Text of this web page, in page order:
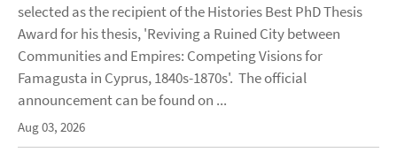
selected as the recipient of the Histories Best PhD Thesis
Award for his thesis, 'Reviving a Ruined City between
Communities and Empires: Competing Visions for
Famagusta in Cyprus, 1840s-1870s'. The official
announcement can be found on ...
Aug 03, 2026